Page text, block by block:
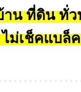
น ที่ดิน ทั่ว
ไม่เช็คแบล็